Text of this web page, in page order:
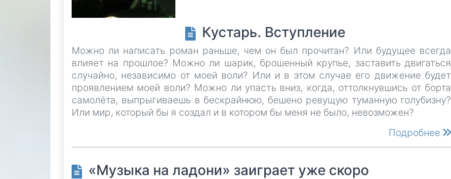
Кустарь. Вступление
Можно ли написать роман раньше, чем он был прочитан? Или будущее всегда
влияет на прошлое? Можно ли шарик, брошенный крупье, заставить двигаться
случайно, независимо от моей воли? Или и в этом случае его движение будет
проявлением моей воли? Можно ли упасть вниз, когда, оттолкнувшись от борта
самолёта, выпрыгиваешь в бескрайнюю, бешено ревущую туманную голубизну?
Или мир, который бы я создал и в котором бы меня не было, невозможен?
Подробнее
«Музыка на ладони» заиграет уже скоро